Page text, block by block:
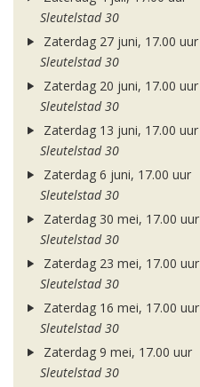
Sleutelstad 30
Zaterdag 27 juni, 17.00 uur
Sleutelstad 30
Zaterdag 20 juni, 17.00 uur
Sleutelstad 30
Zaterdag 13 juni, 17.00 uur
Sleutelstad 30
Zaterdag 6 juni, 17.00 uur
Sleutelstad 30
Zaterdag 30 mei, 17.00 uur
Sleutelstad 30
Zaterdag 23 mei, 17.00 uur
Sleutelstad 30
Zaterdag 16 mei, 17.00 uur
Sleutelstad 30
Zaterdag 9 mei, 17.00 uur
Sleutelstad 30